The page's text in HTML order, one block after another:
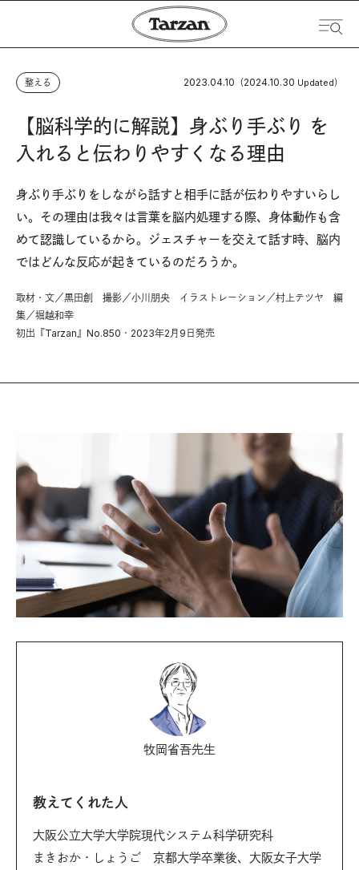
整える 2023.04.10 （2024.10.30 Updated）
【脳科学的に解説】身ぶり手ぶり を
入れると伝わりやすくなる理由
身ぶり手ぶりをしながら話すと相手に話が伝わりやすいらし
い。その理由は我々は言葉を脳内処理する際、身体動作も含
めて認識しているから。ジェスチャーを交えて話す時、脳内
ではどんな反応が起きているのだろうか。
取材・文／黒田創 撮影／小川朋央 イラストレーション／村上テツヤ 編
集／堀越和幸
初出『Tarzan』No.850・2023年2月9日発売
牧岡省吾先生
教えてくれた人
大阪公立大学大学院現代システム科学研究科
まきおか・しょうご 京都大学卒業後、大阪女子大学